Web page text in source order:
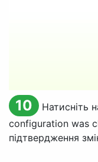
10 Натисніть
configuration was
підтвердження